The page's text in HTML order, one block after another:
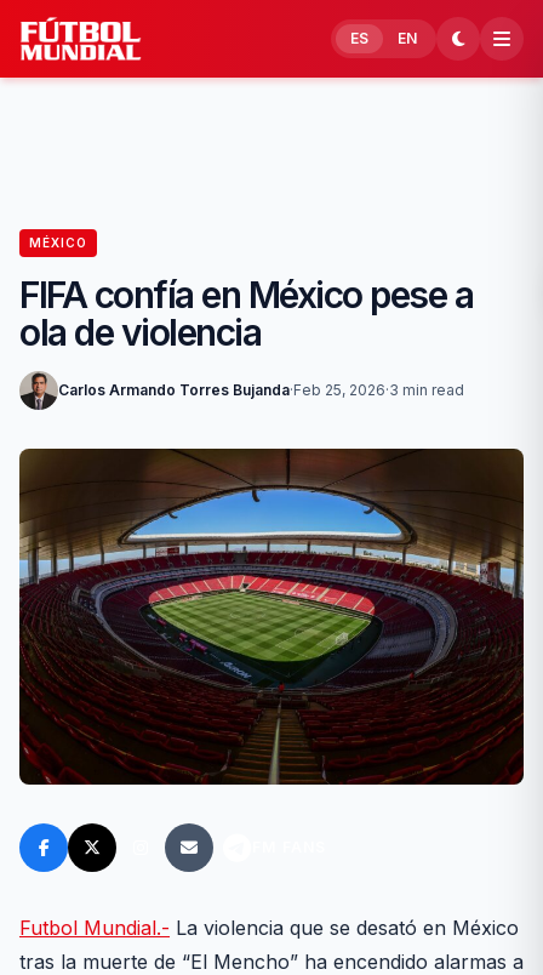
Skip to content
ES EN
MÉXICO
FIFA confía en México pese a
ola de violencia
Carlos Armando Torres Bujanda·Feb 25, 2026·3 min read
Futbol Mundial.- La violencia que se desató en México
tras la muerte de “El Mencho” ha encendido alarmas a